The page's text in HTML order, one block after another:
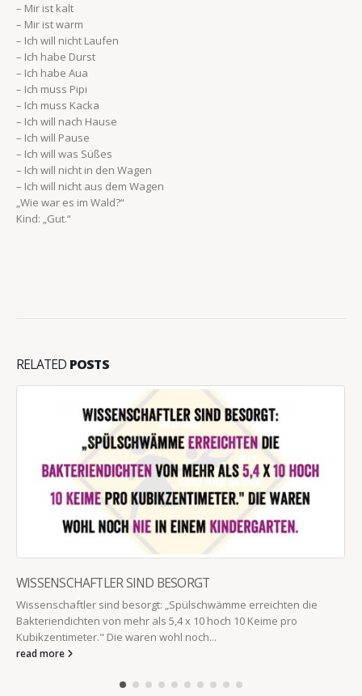
– Mir ist kalt
– Mir ist warm
– Ich will nicht Laufen
– Ich habe Durst
– Ich habe Aua
– Ich muss Pipi
– Ich muss Kacka
– Ich will nach Hause
– Ich will Pause
– Ich will was Süßes
– Ich will nicht in den Wagen
– Ich will nicht aus dem Wagen
„Wie war es im Wald?“
Kind: „Gut.“
RELATED POSTS
WISSENSCHAFTLER SIND BESORGT
Wissenschaftler sind besorgt: „Spülschwämme erreichten die
Bakteriendichten von mehr als 5,4 x 10 hoch 10 Keime pro
Kubikzentimeter." Die waren wohl noch...
read more